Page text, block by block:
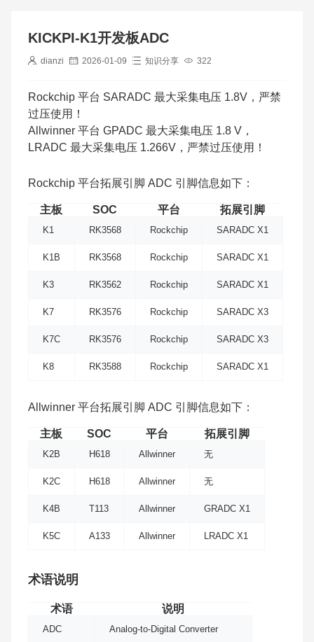
KICKPI-K1开发板ADC
dianzi 2026-01-09 知识分享 322
Rockchip 平台 SARADC 最大采集电压 1.8V，严禁
过压使用！
Allwinner 平台 GPADC 最大采集电压 1.8 V，
LRADC 最大采集电压 1.266V，严禁过压使用！
Rockchip 平台拓展引脚 ADC 引脚信息如下：
主板 SOC 平台 拓展引脚
K1 RK3568 Rockchip SARADC X1
K1B RK3568 Rockchip SARADC X1
K3 RK3562 Rockchip SARADC X1
K7 RK3576 Rockchip SARADC X3
K7C RK3576 Rockchip SARADC X3
K8 RK3588 Rockchip SARADC X1
Allwinner 平台拓展引脚 ADC 引脚信息如下：
主板 SOC 平台 拓展引脚
K2B H618 Allwinner 无
K2C H618 Allwinner 无
K4B T113 Allwinner GRADC X1
K5C A133 Allwinner LRADC X1
术语说明
术语 说明
ADC Analog-to-Digital Converter